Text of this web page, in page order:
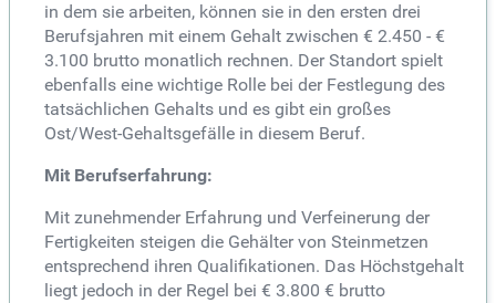
in dem sie arbeiten, können sie in den ersten drei
Berufsjahren mit einem Gehalt zwischen € 2.450 - €
3.100 brutto monatlich rechnen. Der Standort spielt
ebenfalls eine wichtige Rolle bei der Festlegung des
tatsächlichen Gehalts und es gibt ein großes
Ost/West-Gehaltsgefälle in diesem Beruf.
Mit Berufserfahrung:
Mit zunehmender Erfahrung und Verfeinerung der
Fertigkeiten steigen die Gehälter von Steinmetzen
entsprechend ihren Qualifikationen. Das Höchstgehalt
liegt jedoch in der Regel bei € 3.800 € brutto